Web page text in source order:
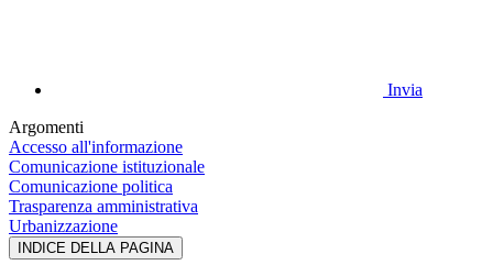
Invia
Argomenti
Accesso all'informazione
Comunicazione istituzionale
Comunicazione politica
Trasparenza amministrativa
Urbanizzazione
INDICE DELLA PAGINA